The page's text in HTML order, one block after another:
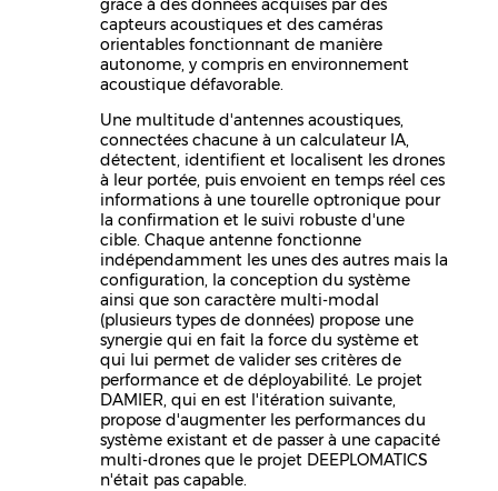
grâce à des données acquises par des
capteurs acoustiques et des caméras
orientables fonctionnant de manière
autonome, y compris en environnement
acoustique défavorable.
Une multitude d'antennes acoustiques,
connectées chacune à un calculateur IA,
détectent, identifient et localisent les drones
à leur portée, puis envoient en temps réel ces
informations à une tourelle optronique pour
la confirmation et le suivi robuste d'une
cible. Chaque antenne fonctionne
indépendamment les unes des autres mais la
configuration, la conception du système
ainsi que son caractère multi-modal
(plusieurs types de données) propose une
synergie qui en fait la force du système et
qui lui permet de valider ses critères de
performance et de déployabilité. Le projet
DAMIER, qui en est l'itération suivante,
propose d'augmenter les performances du
système existant et de passer à une capacité
multi-drones que le projet DEEPLOMATICS
n'était pas capable.